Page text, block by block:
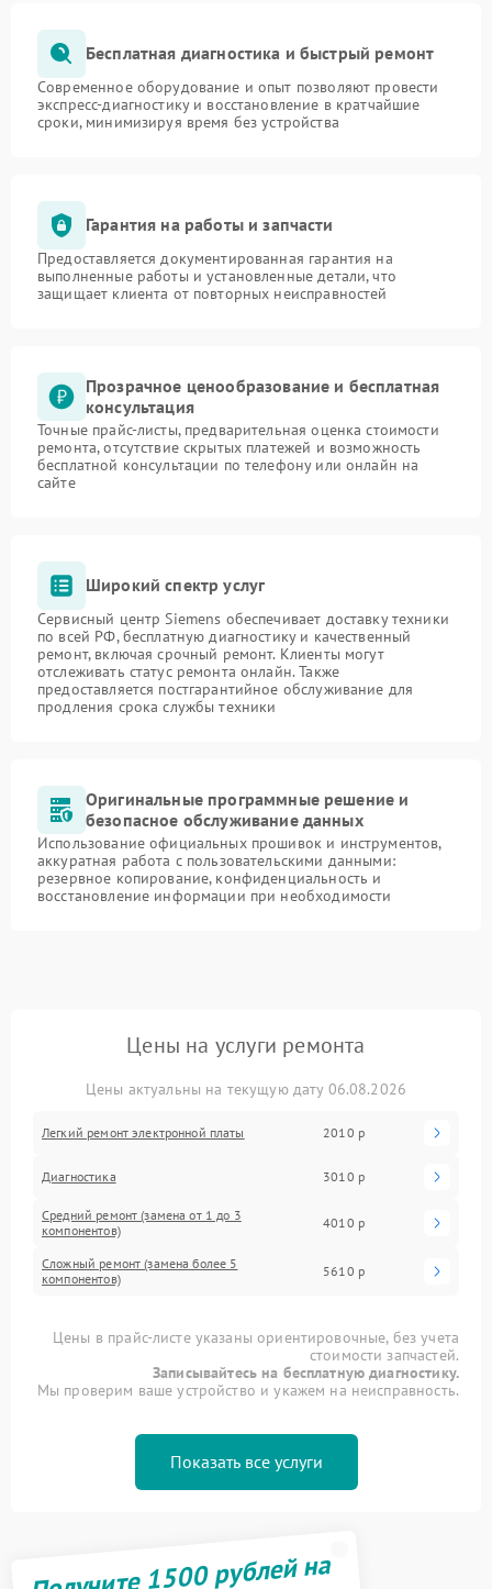
Бесплатная диагностика и быстрый ремонт
Современное оборудование и опыт позволяют провести
экспресс-диагностику и восстановление в кратчайшие
сроки, минимизируя время без устройства
Гарантия на работы и запчасти
Предоставляется документированная гарантия на
выполненные работы и установленные детали, что
защищает клиента от повторных неисправностей
Прозрачное ценообразование и бесплатная
консультация
Точные прайс-листы, предварительная оценка стоимости
ремонта, отсутствие скрытых платежей и возможность
бесплатной консультации по телефону или онлайн на
сайте
Широкий спектр услуг
Сервисный центр Siemens обеспечивает доставку техники
по всей РФ, бесплатную диагностику и качественный
ремонт, включая срочный ремонт. Клиенты могут
отслеживать статус ремонта онлайн. Также
предоставляется постгарантийное обслуживание для
продления срока службы техники
Оригинальные программные решение и
безопасное обслуживание данных
Использование официальных прошивок и инструментов,
аккуратная работа с пользовательскими данными:
резервное копирование, конфиденциальность и
восстановление информации при необходимости
Цены на услуги ремонта
Цены актуальны на текущую дату 06.08.2026
Легкий ремонт электронной платы 2010 р
Диагностика 3010 р
Средний ремонт (замена от 1 до 3
компонентов)
4010 р
Сложный ремонт (замена более 5
компонентов)
5610 р
Цены в прайс-листе указаны ориентировочные, без учета
стоимости запчастей.
Записывайтесь на бесплатную диагностику.
Мы проверим ваше устройство и укажем на неисправность.
Показать все услуги